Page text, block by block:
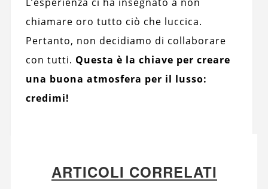
chiamare oro tutto ciò che luccica.
Pertanto, non decidiamo di collaborare
con tutti. Questa è la chiave per creare
una buona atmosfera per il lusso:
credimi!
ARTICOLI CORRELATI